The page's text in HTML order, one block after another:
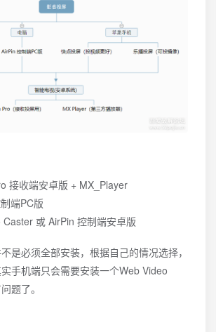
接收端安卓版 + MX_Player
端PC版
或 AirPin 控制端安卓版
是必须全部安装，根据自己的情况选择，
手机端只会需要安装一个Web Video
题了。